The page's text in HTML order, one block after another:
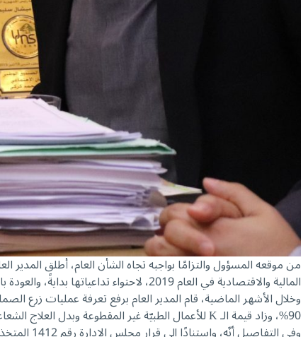
من موقعه المسؤول والتزامًا بواجبه تجاه الشأن العام، أطلق
المالية والاقتصادية في العام 2019، لاحتواء تداعياتها بدايةً، والعودة بالتقديمات الصحية كما كانت عليه قبلها تالياً.
90%، وزاد قيمة الـ K للأعمال الطبيّة غير المقطوعة وبدل العلاج الشعاعي للأمراض السرطانية، وغيرها. واليوم، يضيف د. كركي إلى هذه المسيرة إنجازًا جديدًا.